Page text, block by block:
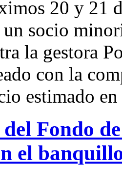
20 y 21
un socio
la gestora
con la
estimado
del Fondo
el